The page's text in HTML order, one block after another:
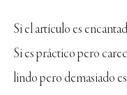
Si el artículo es
Si es práctico pero
lindo pero demasiado